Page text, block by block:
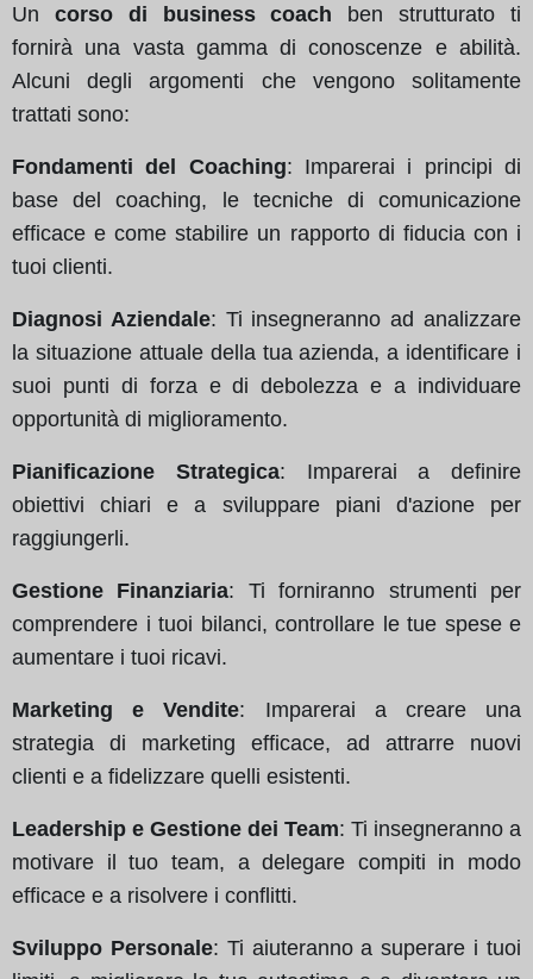
Un corso di business coach ben strutturato ti
fornirà una vasta gamma di conoscenze e abilità.
Alcuni degli argomenti che vengono solitamente
trattati sono:
Fondamenti del Coaching: Imparerai i principi di
base del coaching, le tecniche di comunicazione
efficace e come stabilire un rapporto di fiducia con i
tuoi clienti.
Diagnosi Aziendale: Ti insegneranno ad analizzare
la situazione attuale della tua azienda, a identificare i
suoi punti di forza e di debolezza e a individuare
opportunità di miglioramento.
Pianificazione Strategica: Imparerai a definire
obiettivi chiari e a sviluppare piani d'azione per
raggiungerli.
Gestione Finanziaria: Ti forniranno strumenti per
comprendere i tuoi bilanci, controllare le tue spese e
aumentare i tuoi ricavi.
Marketing e Vendite: Imparerai a creare una
strategia di marketing efficace, ad attrarre nuovi
clienti e a fidelizzare quelli esistenti.
Leadership e Gestione dei Team: Ti insegneranno a
motivare il tuo team, a delegare compiti in modo
efficace e a risolvere i conflitti.
Sviluppo Personale: Ti aiuteranno a superare i tuoi